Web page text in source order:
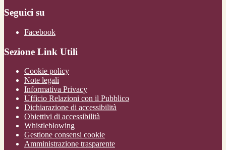
Seguici su
Facebook
Sezione Link Utili
Cookie policy
Note legali
Informativa Privacy
Ufficio Relazioni con il Pubblico
Dichiarazione di accessibilità
Obiettivi di accessibilità
Whistleblowing
Gestione consensi cookie
Amministrazione trasparente